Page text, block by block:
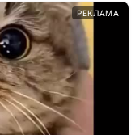
РЕКЛАМА